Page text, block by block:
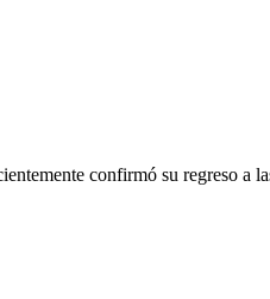
confirmó su regreso a